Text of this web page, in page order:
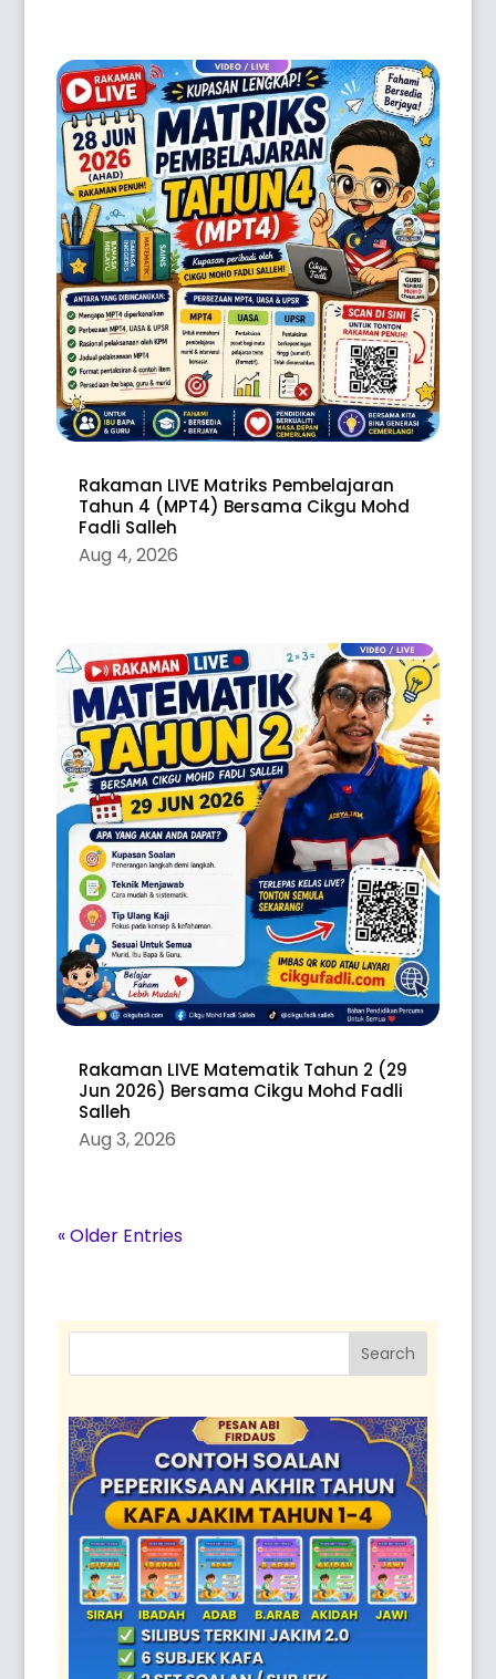
Rakaman LIVE Matriks Pembelajaran
Tahun 4 (MPT4) Bersama Cikgu Mohd
Fadli Salleh
Aug 4, 2026
Rakaman LIVE Matematik Tahun 2 (29
Jun 2026) Bersama Cikgu Mohd Fadli
Salleh
Aug 3, 2026
« Older Entries